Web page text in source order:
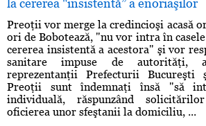
la cererea "insistentă” a enoriaşilor
Preoţii vor merge la credincioşi acasă
ori de Bobotează, "nu vor intra în
cererea insistentă a acestora" şi vor
sanitare impuse de autorităţi,
reprezentanţii Prefecturii
Preoţii sunt îndemnaţi însă "să
individuală, răspunzând
oficierea unor sfeştanii la domiciliu, ...